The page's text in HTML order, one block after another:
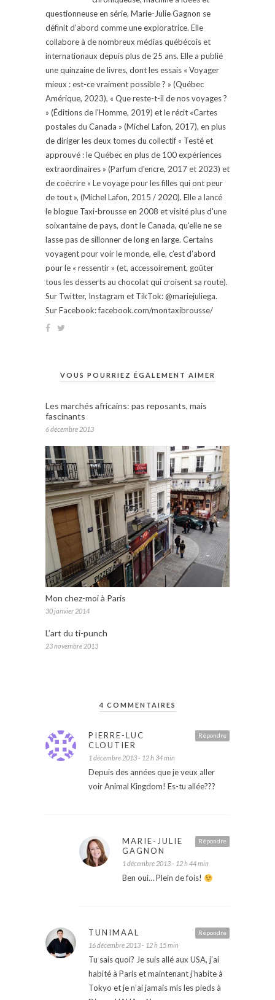
questionneuse en série, Marie-Julie Gagnon se
définit d’abord comme une exploratrice. Elle
collabore à de nombreux médias québécois et
internationaux depuis plus de 25 ans. Elle a publié
une quinzaine de livres, dont les essais « Voyager
mieux : est-ce vraiment possible ? » (Québec
Amérique, 2023), « Que reste-t-il de nos voyages ?
» (Éditions de l'Homme, 2019) et le récit «Cartes
postales du Canada » (Michel Lafon, 2017), en plus
de diriger les deux tomes du collectif « Testé et
approuvé : le Québec en plus de 100 expériences
extraordinaires » (Parfum d'encre, 2017 et 2023) et
de coécrire « Le voyage pour les filles qui ont peur
de tout », (Michel Lafon, 2015 / 2020). Elle a lancé
le blogue Taxi-brousse en 2008 et visité plus d'une
soixantaine de pays, dont le Canada, qu'elle ne se
lasse pas de sillonner de long en large. Certains
voyagent pour voir le monde, elle, c’est d’abord
pour le « ressentir » (et, accessoirement, goûter
tous les desserts au chocolat qui croisent sa route).
Sur Twitter, Instagram et TikTok: @mariejuliega.
Sur Facebook: facebook.com/montaxibrousse/
VOUS POURRIEZ ÉGALEMENT AIMER
Les marchés africains: pas reposants, mais
fascinants
6 décembre 2013
Mon chez-moi à Paris
30 janvier 2014
L’art du ti-punch
23 novembre 2013
4 COMMENTAIRES
Répondre
PIERRE-LUC
CLOUTIER
1 décembre 2013 - 12 h 34 min
Depuis des années que je veux aller
voir Animal Kingdom! Es-tu allée???
Répondre
MARIE-JULIE
GAGNON
1 décembre 2013 - 12 h 44 min
Ben oui… Plein de fois!
Répondre
TUNIMAAL
16 décembre 2013 - 12 h 15 min
Tu sais quoi? Je suis allé aux USA, j’ai
habité à Paris et maintenant j’habite à
Tokyo et je n’ai jamais mis les pieds à